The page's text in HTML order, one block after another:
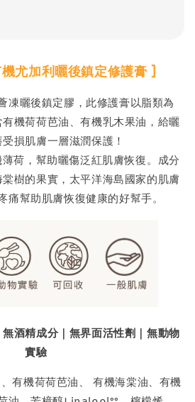
尤加利曬後鎮定修護膏 ]
凍曬後鎮定膠，此修護膏以脂類為
機荷荷芭油、有機乳木果油，給曬
損肌膚一層滋潤保護！
荷，幫助曬傷泛紅肌膚恢復。成分
樹的果實，太平洋海島國家的肌膚
痛幫助肌膚恢復健康的好幫手。
酒精成分｜無界面活性劑｜無動物
實驗
有機荷荷芭油、 有機海棠油、有機